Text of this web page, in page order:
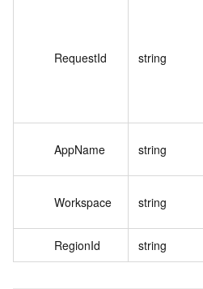
RequestId string
AppName string
Workspace string
RegionId string